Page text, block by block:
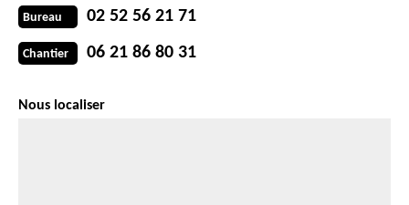
Bureau 02 52 56 21 71
Chantier 06 21 86 80 31
Nous localiser